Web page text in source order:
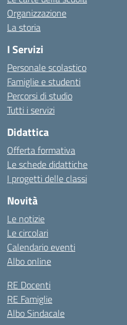
Organizzazione
La storia
I Servizi
Personale scolastico
Famiglie e studenti
Percorsi di studio
Tutti i servizi
Didattica
Offerta formativa
Le schede didattiche
I progetti delle classi
Novità
Le notizie
Le circolari
Calendario eventi
Albo online
RE Docenti
RE Famiglie
Albo Sindacale